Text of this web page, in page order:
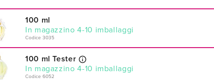
100 ml
In magazzino 4-10 imballaggi
Codice 3035
100 ml Tester
In magazzino 4-10 imballaggi
Codice 6052